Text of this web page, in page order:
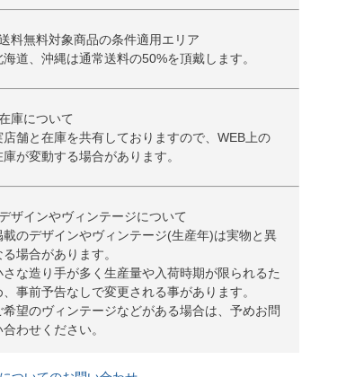
料無料対象商品の条件適用エリア
海道、沖縄は通常送料の50%を頂戴します。
庫について
店舗と在庫を共有しておりますので、WEB上の
庫が変動する場合があります。
ザインやヴィンテージについて
載のデザインやヴィンテージ(生産年)は実物と異
る場合があります。
さな造り手が多く生産量や入荷時期が限られるた
、事前予告なしで変更される事があります。
希望のヴィンテージなどがある場合は、予めお問
合わせください。